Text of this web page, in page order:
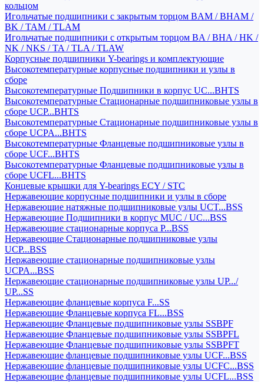
кольцом
Игольчатые подшипники с закрытым торцом BAM / BHAM /
BK / TAM / TLAM
Игольчатые подшипники с открытым торцом BA / BHA / HK /
NK / NKS / TA / TLA / TLAW
Корпусные подшипники Y-bearings и комплектующие
Высокотемпературные корпусные подшипники и узлы в
сборе
Высокотемпературные Подшипники в корпус UC...BHTS
Высокотемпературные Стационарные подшипниковые узлы в
сборе UCP...BHTS
Высокотемпературные Стационарные подшипниковые узлы в
сборе UCPA...BHTS
Высокотемпературные Фланцевые подшипниковые узлы в
сборе UCF...BHTS
Высокотемпературные Фланцевые подшипниковые узлы в
сборе UCFL...BHTS
Концевые крышки для Y-bearings ECY / STC
Нержавеющие корпусные подшипники и узлы в сборе
Нержавеющие натяжные подшипниковые узлы UCT...BSS
Нержавеющие Подшипники в корпус MUC / UC...BSS
Нержавеющие стационарные корпуса P...BSS
Нержавеющие Стационарные подшипниковые узлы
UCP...BSS
Нержавеющие стационарные подшипниковые узлы
UCPA...BSS
Нержавеющие стационарные подшипниковые узлы UP.../
UP...SS
Нержавеющие фланцевые корпуса F...SS
Нержавеющие Фланцевые корпуса FL...BSS
Нержавеющие Фланцевые подшипниковые узлы SSBPF
Нержавеющие Фланцевые подшипниковые узлы SSBPFL
Нержавеющие Фланцевые подшипниковые узлы SSBPFT
Нержавеющие фланцевые подшипниковые узлы UCF...BSS
Нержавеющие фланцевые подшипниковые узлы UCFC...BSS
Нержавеющие фланцевые подшипниковые узлы UCFL...BSS